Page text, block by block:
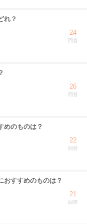
れ？
24
回答
26
回答
めのものは？
22
回答
おすすめのものは？
21
回答